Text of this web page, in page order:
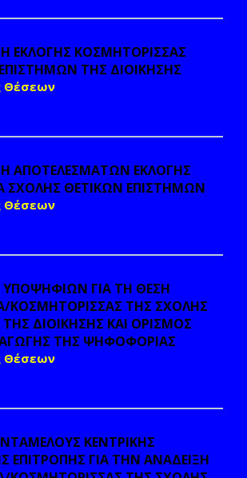
ΕΚΛΟΓΗΣ ΚΟΣΜΗΤΟΡΙΣΣΑΣ
ΤΗΣ ΔΙΟΙΚΗΣΗΣ
Θέσεων
ΑΠΟΤΕΛΕΣΜΑΤΩΝ ΕΚΛΟΓΗΣ
ΘΕΤΙΚΩΝ ΕΠΙΣΤΗΜΩΝ
Θέσεων
ΓΙΑ ΤΗ ΘΕΣΗ
ΚΟΣΜΗΤΟΡΙΣΣΑΣ ΤΗΣ ΣΧΟΛΗΣ
ΔΙΟΙΚΗΣΗΣ ΚΑΙ ΟΡΙΣΜΟΣ
ΤΗΣ ΨΗΦΟΦΟΡΙΑΣ
Θέσεων
ΚΕΝΤΡΙΚΗΣ
ΕΠΙΤΡΟΠΗΣ ΓΙΑ ΤΗΝ ΑΝΑΔΕΙΞΗ